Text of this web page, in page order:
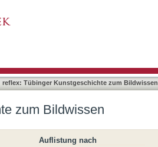
reflex: Tübinger Kunstgeschichte zum Bildwissen
zum Bildwissen
Auflistung nach